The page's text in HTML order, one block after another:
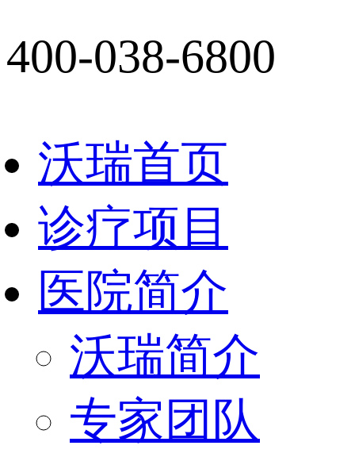
400-038-6800
沃瑞首页
诊疗项目
医院简介
沃瑞简介
专家团队